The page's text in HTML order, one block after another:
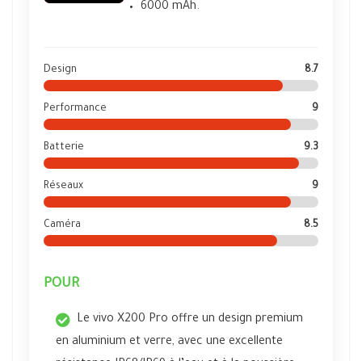
6000 mAh.
Design 8.7
Performance 9
Batterie 9.3
Réseaux 9
Caméra 8.5
POUR
Le vivo X200 Pro offre un design premium
en aluminium et verre, avec une excellente